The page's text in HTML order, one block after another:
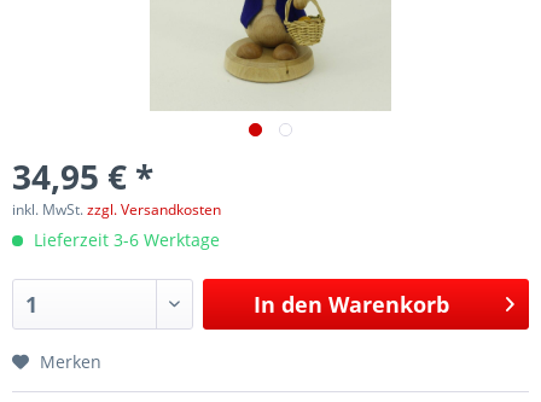
34,95 € *
inkl. MwSt.zzgl. Versandkosten
Lieferzeit 3-6 Werktage
In den Warenkorb
Merken